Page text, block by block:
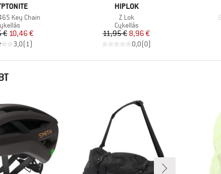
Key Chain
Pris
€Nedsat pris
10,46 €
3,0(1)
MÆRKE
HIPLOK
Artikel
Z Lok
Produktgruppe
Cykellås
Pris
11,95 €Nedsat pris
8,96 €
0,0(0)